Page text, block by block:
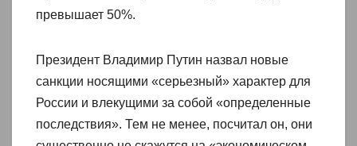
превышает 50%.
Президент Владимир Путин назвал новые
санкции носящими «серьезный» характер для
России и влекущими за собой «определенные
последствия». Тем не менее, посчитал он, они